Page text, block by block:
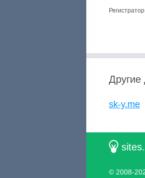
Другие
sk-y.me
© 2008-